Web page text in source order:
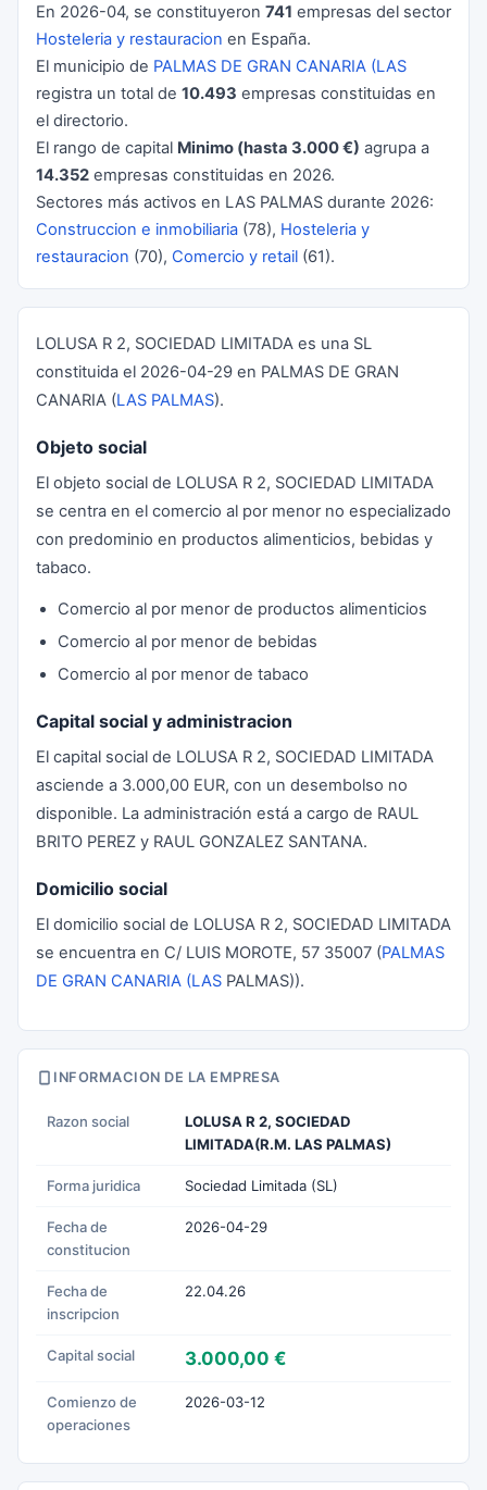
En 2026-04, se constituyeron 741 empresas del sector
Hosteleria y restauracion en España.
El municipio de PALMAS DE GRAN CANARIA (LAS
registra un total de 10.493 empresas constituidas en
el directorio.
El rango de capital Minimo (hasta 3.000 €) agrupa a
14.352 empresas constituidas en 2026.
Sectores más activos en LAS PALMAS durante 2026:
Construccion e inmobiliaria (78), Hosteleria y
restauracion (70), Comercio y retail (61).
LOLUSA R 2, SOCIEDAD LIMITADA es una SL
constituida el 2026-04-29 en PALMAS DE GRAN
CANARIA (LAS PALMAS).
Objeto social
El objeto social de LOLUSA R 2, SOCIEDAD LIMITADA
se centra en el comercio al por menor no especializado
con predominio en productos alimenticios, bebidas y
tabaco.
Comercio al por menor de productos alimenticios
Comercio al por menor de bebidas
Comercio al por menor de tabaco
Capital social y administracion
El capital social de LOLUSA R 2, SOCIEDAD LIMITADA
asciende a 3.000,00 EUR, con un desembolso no
disponible. La administración está a cargo de RAUL
BRITO PEREZ y RAUL GONZALEZ SANTANA.
Domicilio social
El domicilio social de LOLUSA R 2, SOCIEDAD LIMITADA
se encuentra en C/ LUIS MOROTE, 57 35007 (PALMAS
DE GRAN CANARIA (LAS PALMAS)).
INFORMACION DE LA EMPRESA
Razon social
LOLUSA R 2, SOCIEDAD
LIMITADA(R.M. LAS PALMAS)
Forma juridica Sociedad Limitada (SL)
Fecha de
constitucion
2026-04-29
Fecha de
inscripcion
22.04.26
Capital social 3.000,00 €
Comienzo de
operaciones
2026-03-12